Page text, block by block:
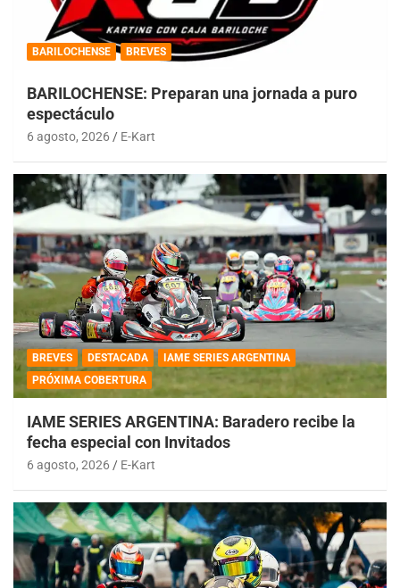
BARILOCHENSE BREVES
BARILOCHENSE: Preparan una jornada a puro
espectáculo
6 agosto, 2026 E-Kart
BREVES DESTACADA
IAME SERIES ARGENTINA
PRÓXIMA COBERTURA
IAME SERIES ARGENTINA: Baradero recibe la
fecha especial con Invitados
6 agosto, 2026 E-Kart